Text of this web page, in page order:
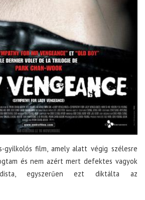
gyilkolós film, amely alatt végig szélesre
és nem azért mert defektes vagyok
egyszerűen ezt diktálta az